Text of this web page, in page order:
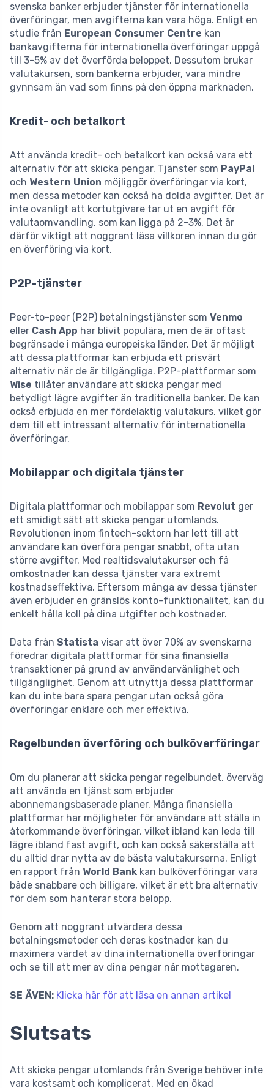
svenska banker erbjuder tjänster för internationella
överföringar, men avgifterna kan vara höga. Enligt en
studie från European Consumer Centre kan
bankavgifterna för internationella överföringar uppgå
till 3-5% av det överförda beloppet. Dessutom brukar
valutakursen, som bankerna erbjuder, vara mindre
gynnsam än vad som finns på den öppna marknaden.
Kredit- och betalkort
Att använda kredit- och betalkort kan också vara ett
alternativ för att skicka pengar. Tjänster som PayPal
och Western Union möjliggör överföringar via kort,
men dessa metoder kan också ha dolda avgifter. Det är
inte ovanligt att kortutgivare tar ut en avgift för
valutaomvandling, som kan ligga på 2-3%. Det är
därför viktigt att noggrant läsa villkoren innan du gör
en överföring via kort.
P2P-tjänster
Peer-to-peer (P2P) betalningstjänster som Venmo
eller Cash App har blivit populära, men de är oftast
begränsade i många europeiska länder. Det är möjligt
att dessa plattformar kan erbjuda ett prisvärt
alternativ när de är tillgängliga. P2P-plattformar som
Wise tillåter användare att skicka pengar med
betydligt lägre avgifter än traditionella banker. De kan
också erbjuda en mer fördelaktig valutakurs, vilket gör
dem till ett intressant alternativ för internationella
överföringar.
Mobilappar och digitala tjänster
Digitala plattformar och mobilappar som Revolut ger
ett smidigt sätt att skicka pengar utomlands.
Revolutionen inom fintech-sektorn har lett till att
användare kan överföra pengar snabbt, ofta utan
större avgifter. Med realtidsvalutakurser och få
omkostnader kan dessa tjänster vara extremt
kostnadseffektiva. Eftersom många av dessa tjänster
även erbjuder en gränslös konto-funktionalitet, kan du
enkelt hålla koll på dina utgifter och kostnader.
Data från Statista visar att över 70% av svenskarna
föredrar digitala plattformar för sina finansiella
transaktioner på grund av användarvänlighet och
tillgänglighet. Genom att utnyttja dessa plattformar
kan du inte bara spara pengar utan också göra
överföringar enklare och mer effektiva.
Regelbunden överföring och bulköverföringar
Om du planerar att skicka pengar regelbundet, överväg
att använda en tjänst som erbjuder
abonnemangsbaserade planer. Många finansiella
plattformar har möjligheter för användare att ställa in
återkommande överföringar, vilket ibland kan leda till
lägre ibland fast avgift, och kan också säkerställa att
du alltid drar nytta av de bästa valutakurserna. Enligt
en rapport från World Bank kan bulköverföringar vara
både snabbare och billigare, vilket är ett bra alternativ
för dem som hanterar stora belopp.
Genom att noggrant utvärdera dessa
betalningsmetoder och deras kostnader kan du
maximera värdet av dina internationella överföringar
och se till att mer av dina pengar når mottagaren.
SE ÄVEN: Klicka här för att läsa en annan artikel
Slutsats
Att skicka pengar utomlands från Sverige behöver inte
vara kostsamt och komplicerat. Med en ökad